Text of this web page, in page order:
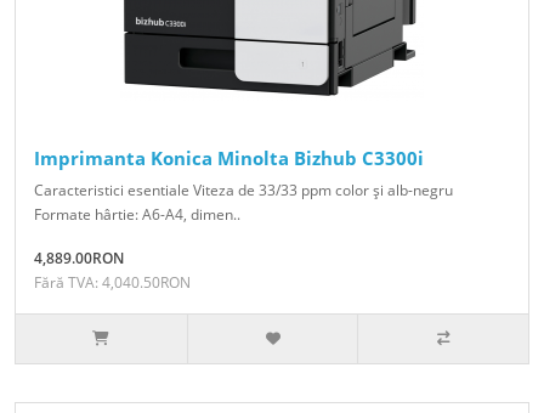
Imprimanta Konica Minolta Bizhub C3300i
Caracteristici esentiale Viteza de 33/33 ppm color şi alb-negru
Formate hârtie: A6-A4, dimen..
4,889.00RON
Fără TVA: 4,040.50RON